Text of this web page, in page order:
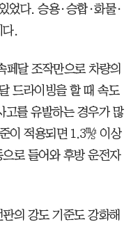
었다. 승용·승합·화물·
.
페달 조작만으로 차량의
드라이빙을 할 때 속도
고를 유발하는 경우가 많
이 적용되면 1.3㎨ 이상
로 들어와 후방 운전자
의 강도 기준도 강화해